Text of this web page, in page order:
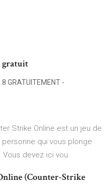
gratuit
GRATUITEMENT -
Strike Online est un jeu de
qui vous plonge
Vous devez ici vou
(Counter-Strike